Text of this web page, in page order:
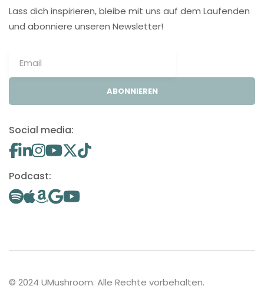
Lass dich inspirieren, bleibe mit uns auf dem Laufenden
und abonniere unseren Newsletter!
ABONNIEREN
Social media:
Podcast:
© 2024 UMushroom. Alle Rechte vorbehalten.